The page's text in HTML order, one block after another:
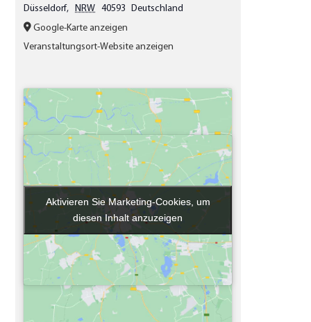
Düsseldorf, NRW 40593
Deutschland
Google-Karte anzeigen
Veranstaltungsort-Website anzeigen
Aktivieren Sie Marketing-Cookies, um
diesen Inhalt anzuzeigen
Aktivieren Sie Marketing-Cookies, um
diesen Inhalt anzuzeigen